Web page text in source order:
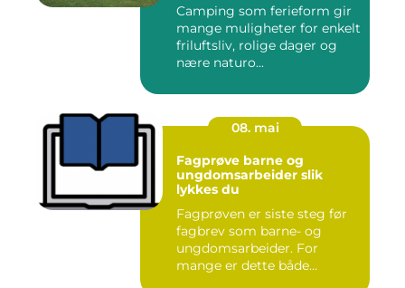
Camping som ferieform gir
mange muligheter for enkelt
friluftsliv, rolige dager og
nære naturo...
08. mai
Fagprøve barne og
ungdomsarbeider slik
lykkes du
Fagprøven er siste steg før
fagbrev som barne- og
ungdomsarbeider. For
mange er dette både